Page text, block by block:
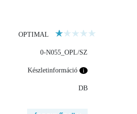
OPTIMAL
0-N055_OPL/SZ
Készletinformáció i
DB